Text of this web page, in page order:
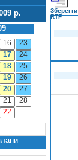
р.
16
23
17
24
18
25
19
26
20
27
21
28
22
RTF